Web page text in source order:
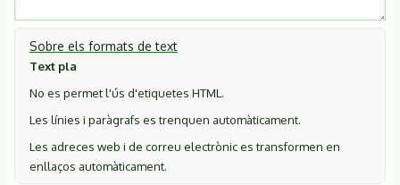
Sobre els formats de text
Text pla
No es permet l'ús d'etiquetes HTML.
Les línies i paràgrafs es trenquen automàticament.
Les adreces web i de correu electrònic es transformen en
enllaços automàticament.